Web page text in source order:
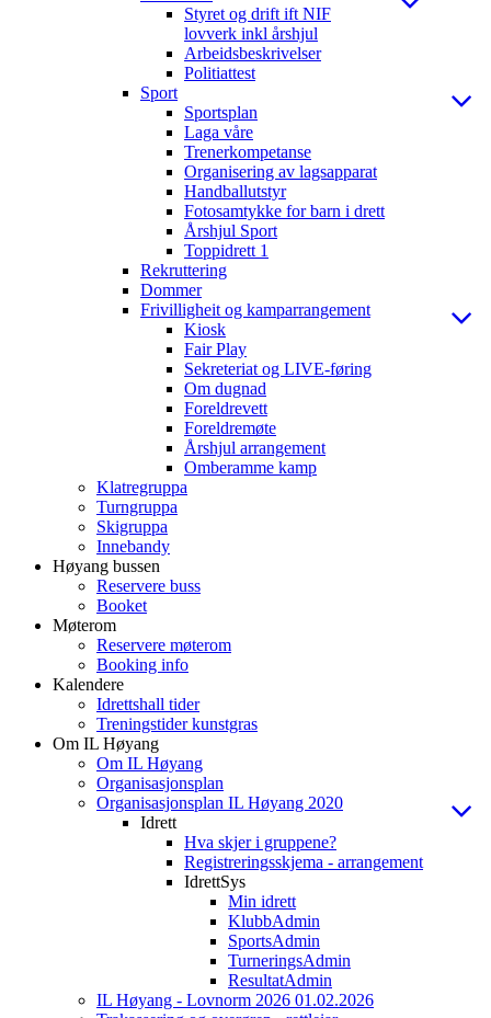
Styret og drift ift NIF
lovverk inkl årshjul
Arbeidsbeskrivelser
Politiattest
Sport
Sportsplan
Laga våre
Trenerkompetanse
Organisering av lagsapparat
Handballutstyr
Fotosamtykke for barn i drett
Årshjul Sport
Toppidrett 1
Rekruttering
Dommer
Frivilligheit og kamparrangement
Kiosk
Fair Play
Sekreteriat og LIVE-føring
Om dugnad
Foreldrevett
Foreldremøte
Årshjul arrangement
Omberamme kamp
Klatregruppa
Turngruppa
Skigruppa
Innebandy
Høyang bussen
Reservere buss
Booket
Møterom
Reservere møterom
Booking info
Kalendere
Idrettshall tider
Treningstider kunstgras
Om IL Høyang
Om IL Høyang
Organisasjonsplan
Organisasjonsplan IL Høyang 2020
Idrett
Hva skjer i gruppene?
Registreringsskjema - arrangement
IdrettSys
Min idrett
KlubbAdmin
SportsAdmin
TurneringsAdmin
ResultatAdmin
IL Høyang - Lovnorm 2026 01.02.2026